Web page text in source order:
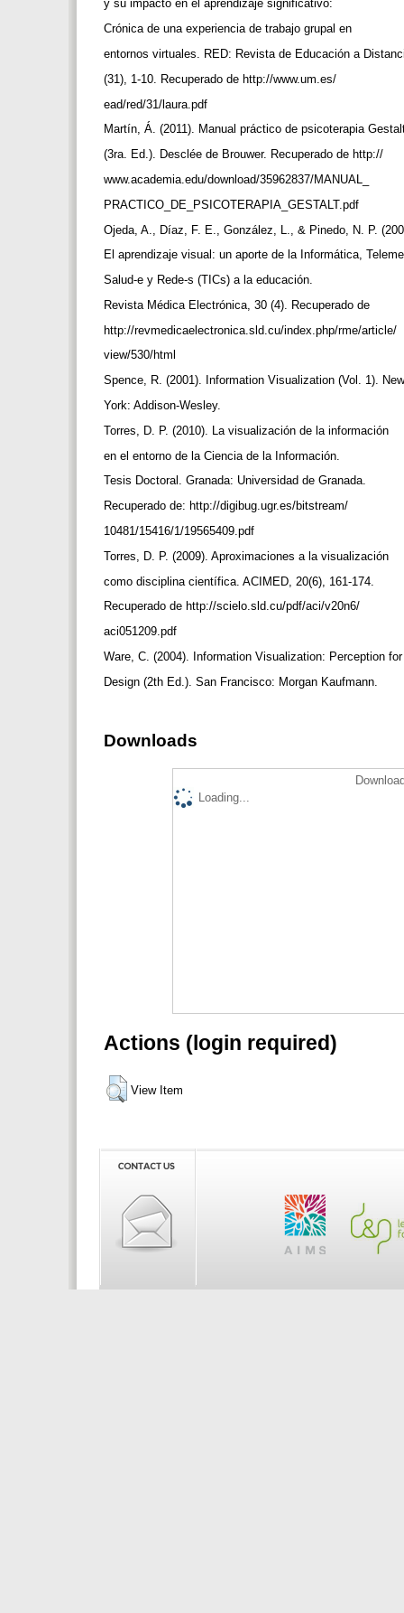
y su impacto en el aprendizaje significativo:
Crónica de una experiencia de trabajo grupal en
entornos virtuales. RED: Revista de Educación a
(31), 1-10. Recuperado de http://www.um.es/
ead/red/31/laura.pdf
Martín, Á. (2011). Manual práctico de psicoterapia
(3ra. Ed.). Desclée de Brouwer. Recuperado de http://
www.academia.edu/download/35962837/MANUAL_
PRACTICO_DE_PSICOTERAPIA_GESTALT.pdf
Ojeda, A., Díaz, F. E., González, L., & Pinedo, N. P.
El aprendizaje visual: un aporte de la Informática,
Salud-e y Rede-s (TICs) a la educación.
Revista Médica Electrónica, 30 (4). Recuperado de
http://revmedicaelectronica.sld.cu/index.php/rme/article/
view/530/html
Spence, R. (2001). Information Visualization (Vol. 1).
York: Addison-Wesley.
Torres, D. P. (2010). La visualización de la información
en el entorno de la Ciencia de la Información.
Tesis Doctoral. Granada: Universidad de Granada.
Recuperado de: http://digibug.ugr.es/bitstream/
10481/15416/1/19565409.pdf
Torres, D. P. (2009). Aproximaciones a la visualización
como disciplina científica. ACIMED, 20(6), 161-174.
Recuperado de http://scielo.sld.cu/pdf/aci/v20n6/
aci051209.pdf
Ware, C. (2004). Information Visualization: Perception
Design (2th Ed.). San Francisco: Morgan Kaufmann.
Downloads
Loading...
Actions (login required)
View Item